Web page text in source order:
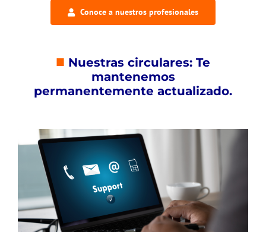
Conoce a nuestros profesionales
■ Nuestras circulares: Te
mantenemos
permanentemente actualizado.